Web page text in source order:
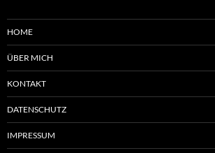
HOME
ÜBER MICH
KONTAKT
DATENSCHUTZ
IMPRESSUM